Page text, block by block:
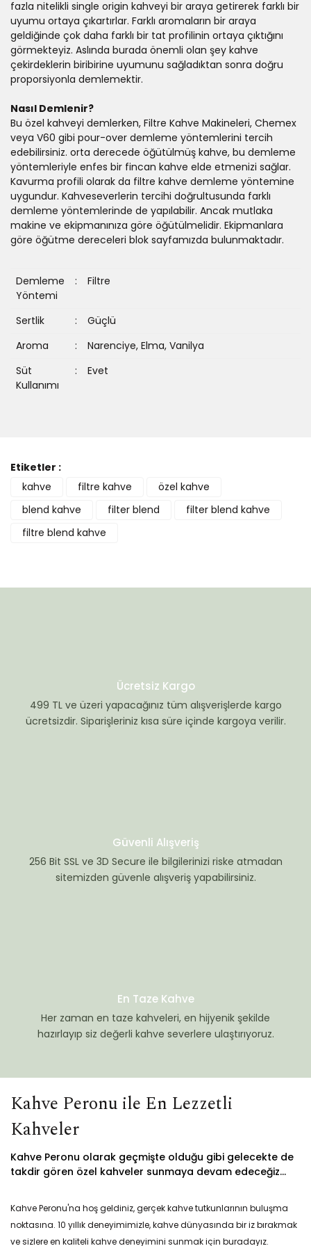
fazla nitelikli single origin kahveyi bir araya getirerek farklı bir
uyumu ortaya çıkartırlar. Farklı aromaların bir araya
geldiğinde çok daha farklı bir tat profilinin ortaya çıktığını
görmekteyiz. Aslında burada önemli olan şey kahve
çekirdeklerin biribirine uyumunu sağladıktan sonra doğru
proporsiyonla demlemektir.
Nasıl Demlenir?
Bu özel kahveyi demlerken, Filtre Kahve Makineleri, Chemex
veya V60 gibi pour-over demleme yöntemlerini tercih
edebilirsiniz. orta derecede öğütülmüş kahve, bu demleme
yöntemleriyle enfes bir fincan kahve elde etmenizi sağlar.
Kavurma profili olarak da filtre kahve demleme yöntemine
uygundur. Kahveseverlerin tercihi doğrultusunda farklı
demleme yöntemlerinde de yapılabilir. Ancak mutlaka
makine ve ekipmanınıza göre öğütülmelidir. Ekipmanlara
göre öğütme dereceleri blok sayfamızda bulunmaktadır.
Demleme
Yöntemi
: Filtre
Sertlik :
Güçlü
Aroma
:
Narenciye, Elma, Vanilya
Süt
Kullanımı
: Evet
Etiketler :
kahve
filtre kahve
özel kahve
blend kahve
filter blend
filter blend kahve
filtre blend kahve
Ücretsiz Kargo
499 TL ve üzeri yapacağınız tüm alışverişlerde kargo
ücretsizdir. Siparişleriniz kısa süre içinde kargoya verilir.
Güvenli Alışveriş
256 Bit SSL ve 3D Secure ile bilgilerinizi riske atmadan
sitemizden güvenle alışveriş yapabilirsiniz.
En Taze Kahve
Her zaman en taze kahveleri, en hijyenik şekilde
hazırlayıp siz değerli kahve severlere ulaştırıyoruz.
Kahve Peronu ile En Lezzetli
Kahveler
Kahve Peronu olarak geçmişte olduğu gibi gelecekte de
takdir gören özel kahveler sunmaya devam edeceğiz...
Kahve Peronu'na hoş geldiniz, gerçek kahve tutkunlarının buluşma
noktasına. 10 yıllık deneyimimizle, kahve dünyasında bir iz bırakmak
ve sizlere en kaliteli kahve deneyimini sunmak için buradayız.